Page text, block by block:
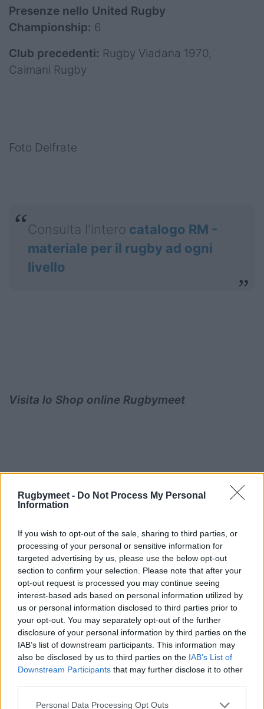
Rugbymeet - Do Not Process My Personal
Information
If you wish to opt-out of the sale, sharing to third parties, or
processing of your personal or sensitive information for
targeted advertising by us, please use the below opt-out
section to confirm your selection. Please note that after your
opt-out request is processed you may continue seeing
interest-based ads based on personal information utilized by
us or personal information disclosed to third parties prior to
your opt-out. You may separately opt-out of the further
disclosure of your personal information by third parties on the
IAB’s list of downstream participants. This information may
also be disclosed by us to third parties on the IAB’s List of
Downstream Participants that may further disclose it to other
Personal Data Processing Opt Outs
Presenze nello United Rugby
Championship: 6
Club precedenti: Rugby Viadana 1970,
Caimani Rugby
Foto Delfrate
Consulta l'intero catalogo RM -
materiale per il rugby ad ogni
livello
Visita lo Shop online Rugbymeet